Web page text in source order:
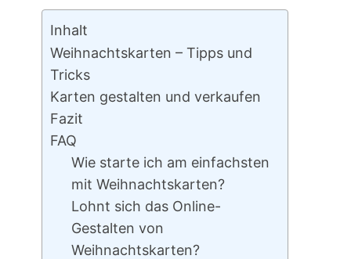
Inhalt
Weihnachtskarten – Tipps und
Tricks
Karten gestalten und verkaufen
Fazit
FAQ
Wie starte ich am einfachsten
mit Weihnachtskarten?
Lohnt sich das Online-
Gestalten von
Weihnachtskarten?